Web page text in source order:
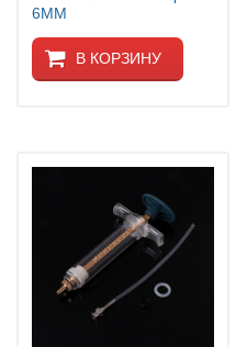
6ММ
В КОРЗИНУ